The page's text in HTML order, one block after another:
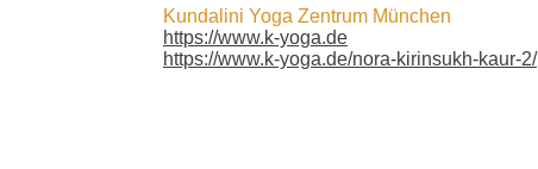
Kundalini Yoga Zentrum München
https://www.k-yoga.de
https://www.k-yoga.de/nora-kirinsukh-kaur-2/